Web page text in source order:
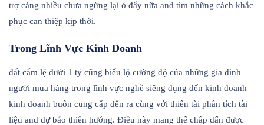
trợ càng nhiều chưa ngừng lại ở đấy nữa and tìm những cách khắc
phục can thiệp kịp thời.
Trong Lĩnh Vực Kinh Doanh
đất cẩm lệ dưới 1 tỷ cũng biểu lộ cường độ của những gia đình
người mua hàng trong lĩnh vực nghề siêng dụng đến kinh doanh
kinh doanh buôn cung cấp đến ra cùng với thiên tài phân tích tài
liệu and dự báo thiên hướng. Điều này mang thể chấp dấn được